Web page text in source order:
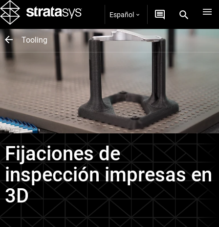
Español
Tooling
Fijaciones de
inspección impresas en
3D